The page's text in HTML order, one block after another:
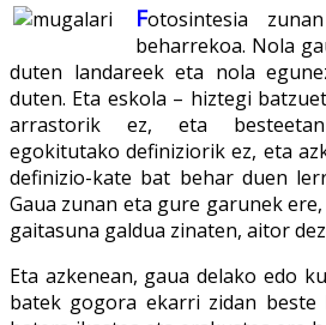
Fotosintesia
beharrekoa. Nola
duten landareek eta nola
duten. Eta eskola – hiztegi
arrastorik ez, eta
egokitutako definiziorik ez, eta
definizio-kate bat behar duen
Gaua zunan eta gure garunek
gaitasuna galdua zinaten, aitor
Eta azkenean, gaua delako edo
batek gogora ekarri zidan beste